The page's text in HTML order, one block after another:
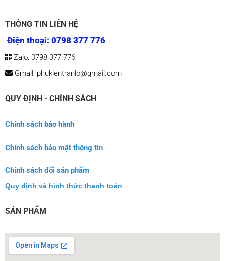
QUY ĐỊNH - CHÍNH SÁCH
Chính sách bảo hành
Quy định và hình thức thanh toán
SẢN PHẨM